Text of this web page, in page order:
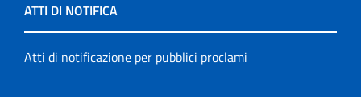
ATTI DI NOTIFICA
Atti di notificazione per pubblici proclami